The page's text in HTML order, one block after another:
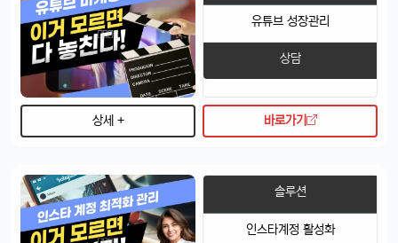
유튜브 성장관리
상담
상세 + 바로가기
솔루션
인스타계정 활성화